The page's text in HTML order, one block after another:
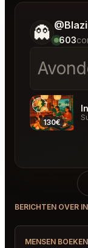
👻 603
130€
Vertel me
BERICHTEN OVER
MENSEN